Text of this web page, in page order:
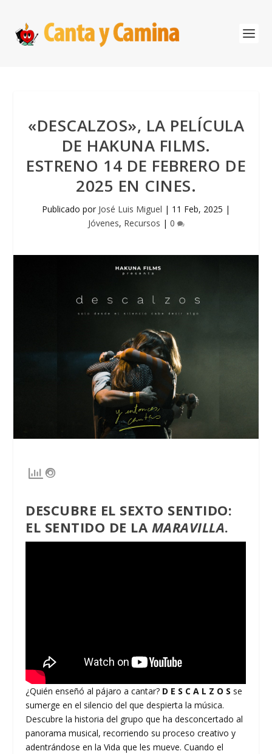
«DESCALZOS», LA PELÍCULA
DE HAKUNA FILMS.
ESTRENO 14 DE FEBRERO DE
2025 EN CINES.
Publicado por José Luis Miguel | 11 Feb, 2025 |
Jóvenes, Recursos | 0
DESCUBRE EL SEXTO SENTIDO:
EL SENTIDO DE LA MARAVILLA.
¿Quién enseñó al pájaro a cantar? D E S C A L Z O S se
sumerge en el silencio del que despierta la música.
Descubre la historia del grupo que ha desconcertado al
panorama musical, recorriendo su proceso creativo y
adentrándose en la Vida que les mueve. Cuando el